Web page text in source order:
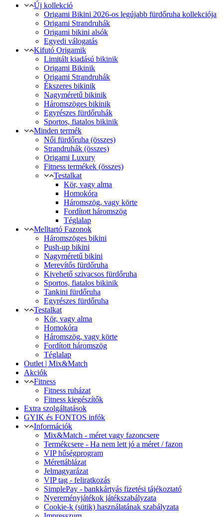
Új kollekció
Origami Bikini 2026-os legújabb fürdőruha kollekciója
Origami Strandruhák
Origami bikini alsók
Egyedi válogatás
Kifutó Origamik
Limitált kiadású bikinik
Origami Bikinik
Origami Strandruhák
Ékszeres bikinik
Nagyméretű bikinik
Háromszöges bikinik
Egyrészes fürdőruhák
Sportos, fiatalos bikinik
Minden termék
Női fürdőruha (összes)
Strandruhák (összes)
Origami Luxury
Fitness termékek (összes)
Testalkat
Kör, vagy alma
Homokóra
Háromszög, vagy körte
Fordított háromszög
Téglalap
Melltartó Fazonok
Háromszöges bikini
Push-up bikini
Nagyméretű bikini
Merevítős fürdőruha
Kivehető szivacsos fürdőruha
Sportos, fiatalos bikinik
Tankini fürdőruha
Egyrészes fürdőruha
Testalkat
Kör, vagy alma
Homokóra
Háromszög, vagy körte
Fordított háromszög
Téglalap
Outlet | Mix&Match
Akciók
Fitness
Fitness ruházat
Fitness kiegészítők
Extra szolgáltatások
GYIK és FONTOS infók
Információk
Mix&Match - méret vagy fazoncsere
Termékcsere - Ha nem lett jó a méret / fazon
VIP hűségprogram
Mérettáblázat
Jelmagyarázat
VIP tag - feliratkozás
SimplePay - bankkártyás fizetési tájékoztató
Nyereményjátékok játékszabályzata
Cookie-k (sütik) használatának szabályzata